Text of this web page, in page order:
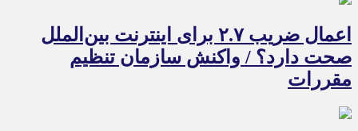
اعمال ضریب ۲.۷ برای اینترنت بین‌الملل
صحت دارد؟ / واکنش سازمان تنظیم
مقررات